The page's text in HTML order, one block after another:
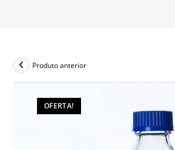
OFERTA!
Produto anterior